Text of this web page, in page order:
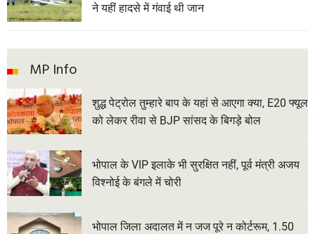
ने यहीं हादसे में गंवाई थी जान
MP Info
शुद्ध पेट्रोल तुम्हारे बाप के यहां से आएगा क्या, E20 फ्यूल
को लेकर रीवा से BJP सांसद के बिगड़े बोल
भोपाल के VIP इलाके भी सुरक्षित नहीं, पूर्व मंत्री अजय
विश्नोई के बंगले में चोरी
भोपाल जिला अदालत में न जज पूरे न कोर्टरूम, 1.50